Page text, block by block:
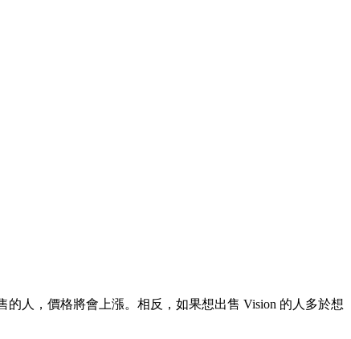
人，價格將會上漲。相反，如果想出售 Vision 的人多於想